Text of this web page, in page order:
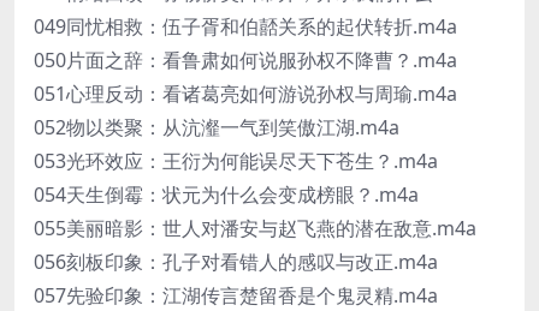
049同忧相救：伍子胥和伯嚭关系的起伏转折.m4a
050片面之辞：看鲁肃如何说服孙权不降曹？.m4a
051心理反动：看诸葛亮如何游说孙权与周瑜.m4a
052物以类聚：从沆瀣一气到笑傲江湖.m4a
053光环效应：王衍为何能误尽天下苍生？.m4a
054天生倒霉：状元为什么会变成榜眼？.m4a
055美丽暗影：世人对潘安与赵飞燕的潜在敌意.m4a
056刻板印象：孔子对看错人的感叹与改正.m4a
057先验印象：江湖传言楚留香是个鬼灵精.m4a